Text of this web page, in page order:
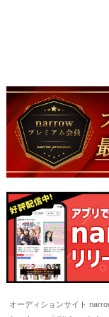
オーディションサイト